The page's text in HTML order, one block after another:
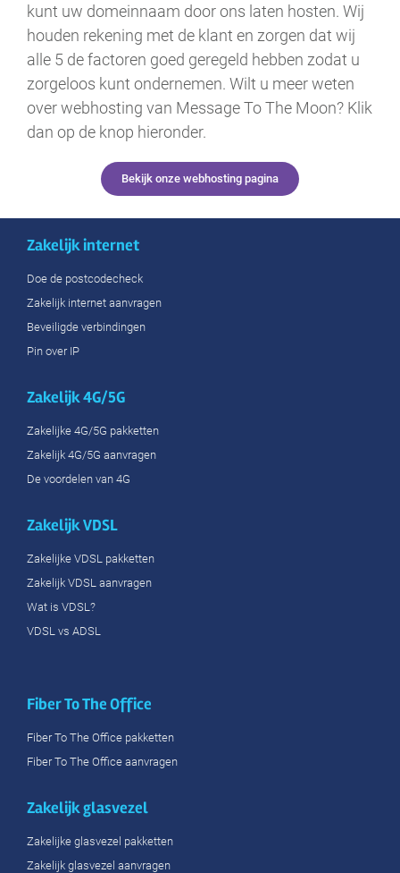
kunt uw domeinnaam door ons laten hosten. Wij
houden rekening met de klant en zorgen dat wij
alle 5 de factoren goed geregeld hebben zodat u
zorgeloos kunt ondernemen. Wilt u meer weten
over webhosting van Message To The Moon? Klik
dan op de knop hieronder.
Bekijk onze webhosting pagina
Zakelijk internet
Doe de postcodecheck
Zakelijk internet aanvragen
Beveiligde verbindingen
Pin over IP
Zakelijk 4G/5G
Zakelijke 4G/5G pakketten
Zakelijk 4G/5G aanvragen
De voordelen van 4G
Zakelijk VDSL
Zakelijke VDSL pakketten
Zakelijk VDSL aanvragen
Wat is VDSL?
VDSL vs ADSL
Fiber To The Office
Fiber To The Office pakketten
Fiber To The Office aanvragen
Zakelijk glasvezel
Zakelijke glasvezel pakketten
Zakelijk glasvezel aanvragen